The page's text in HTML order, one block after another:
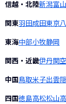
信越・北陸新潟富山
関東羽田成田東京
東海中部小牧静岡
関西・近畿伊丹関空
中国鳥取米子出雲
四国徳島高松松山